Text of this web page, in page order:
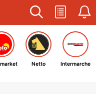
Netto Intermarche